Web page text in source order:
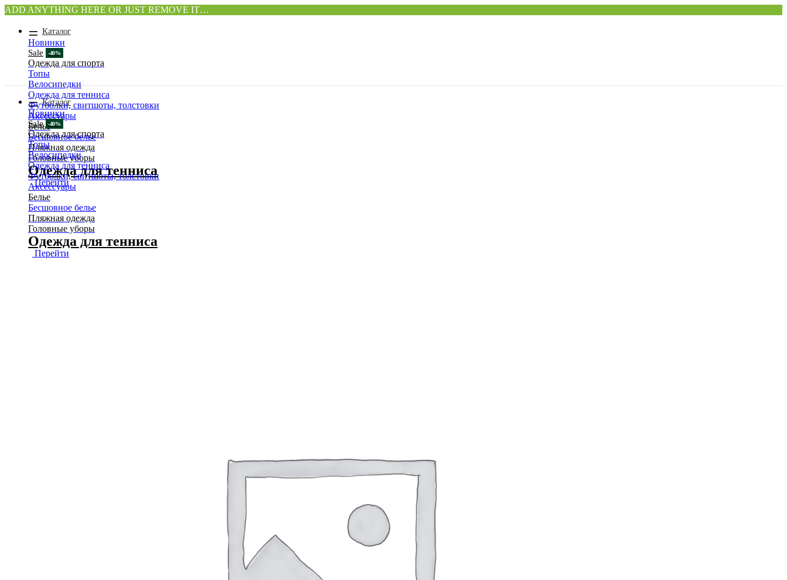
ADD ANYTHING HERE OR JUST REMOVE IT…
Каталог
Новинки
Sale
Одежда для спорта
Топы
Велосипедки
Одежда для тенниса
Футболки, свитшоты, толстовки
Аксессуары
Белье
Бесшовное белье
Пляжная одежда
Головные уборы
Одежда для тенниса
Перейти
Каталог
Новинки
Sale
Одежда для спорта
Топы
Велосипедки
Одежда для тенниса
Футболки, свитшоты, толстовки
Аксессуары
Белье
Бесшовное белье
Пляжная одежда
Головные уборы
Одежда для тенниса
Перейти